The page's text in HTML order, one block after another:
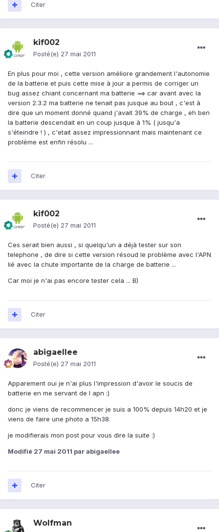
Citer
kif002
Posté(e) 27 mai 2011
En plus pour moi , cette version améliore grandement l'autonomie
de la batterie et puis cette mise à jour a permis de corriger un
bug assez chiant concernant ma batterie ==> car avant avec la
version 2.3.2 ma batterie ne tenait pas jusque au bout , c'est à
dire que un moment donné quand j'avait 39% de charge , eh ben
la batterie descendait en un coup jusque à 1% ( jusqu'a
s'éteindre ! ) , c'etait assez impressionnant mais maintenant ce
problème est enfin résolu ...
Citer
kif002
Posté(e) 27 mai 2011
Ces serait bien aussi , si quelqu'un a déjà tester sur son
telephone , de dire si cette version résoud le problème avec l'APN
lié avec la chute importante de la charge de batterie ...
Car moi je n'ai pas encore tester cela ... B)
Citer
abigaellee
Posté(e) 27 mai 2011
Apparement oui je n'ai plus l'impression d'avoir le soucis de
batterie en me servant de l apn :)
donc je viens de recommencer je suis a 100% depuis 14h20 et je
viens de faire une photo a 15h38.
je modifierais mon post pour vous dire la suite :)
Modifié 27 mai 2011 par abigaellee
Citer
Wolfman